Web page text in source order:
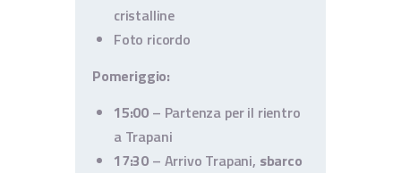
cristalline
Foto ricordo
Pomeriggio:
15:00 – Partenza per il rientro
a Trapani
17:30 – Arrivo Trapani, sbarco